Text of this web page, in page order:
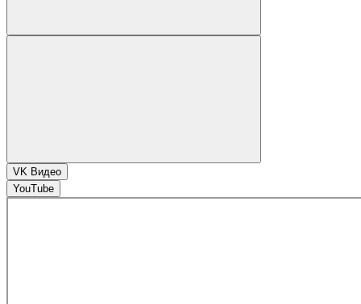
VK Видео
YouTube